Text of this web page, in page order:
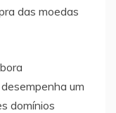
das moedas
um
domínios